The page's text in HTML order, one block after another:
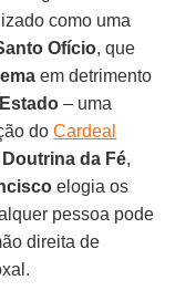
como uma
Ofício, que
em detrimento
– uma
doCardeal
Doutrina da Fé,
elogia os
pessoa pode
direita de